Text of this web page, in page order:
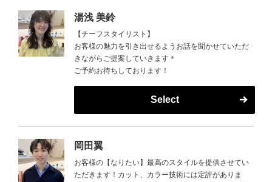
湯浅 美鈴
【チーフスタイリスト】
お客様の魅力を引き出せるようお話を聞かせていただ
きながらご提案していきます＊
ご予約お待ちしております！
Select
岡田翼
お客様の【なりたい】最高のスタイルを提供させてい
ただきます！カット、カラー技術には定評がありま